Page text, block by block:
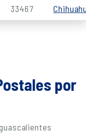
33467
por